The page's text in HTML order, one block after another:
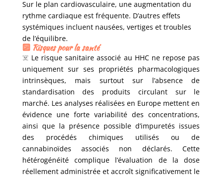
Sur le plan cardiovasculaire, une augmentation du
rythme cardiaque est fréquente. D’autres effets
systémiques incluent nausées, vertiges et troubles
de l’équilibre.
🔟 Risques pour la santé
☠️ Le risque sanitaire associé au HHC ne repose pas
uniquement sur ses propriétés pharmacologiques
intrinsèques, mais surtout sur l’absence de
standardisation des produits circulant sur le
marché. Les analyses réalisées en Europe mettent en
évidence une forte variabilité des concentrations,
ainsi que la présence possible d’impuretés issues
des procédés chimiques utilisés ou de
cannabinoïdes associés non déclarés. Cette
hétérogénéité complique l’évaluation de la dose
réellement administrée et accroît significativement le